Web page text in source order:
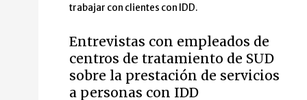
trabajar con clientes con IDD.
Entrevistas con empleados de
centros de tratamiento de SUD
sobre la prestación de servicios
a personas con IDD